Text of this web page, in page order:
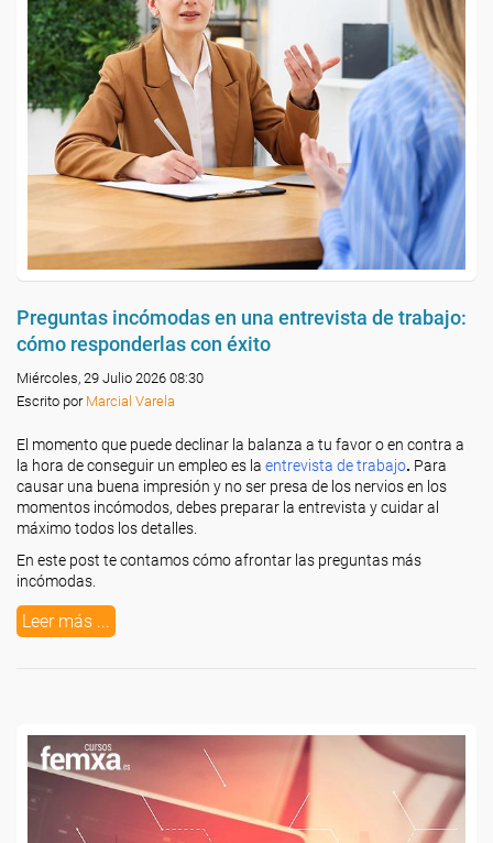
Preguntas incómodas en una entrevista de trabajo:
cómo responderlas con éxito
Miércoles, 29 Julio 2026 08:30
Escrito por Marcial Varela
El momento que puede declinar la balanza a tu favor o en contra a
la hora de conseguir un empleo es la entrevista de trabajo. Para
causar una buena impresión y no ser presa de los nervios en los
momentos incómodos, debes preparar la entrevista y cuidar al
máximo todos los detalles.
En este post te contamos cómo afrontar las preguntas más
incómodas.
Leer más ...